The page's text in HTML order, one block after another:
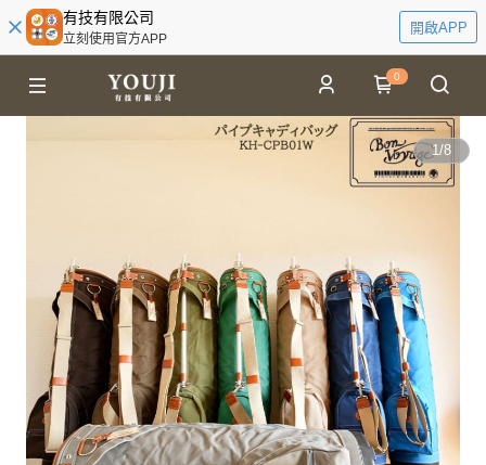
有技有限公司
立刻使用官方APP
開啟APP
0
1/8